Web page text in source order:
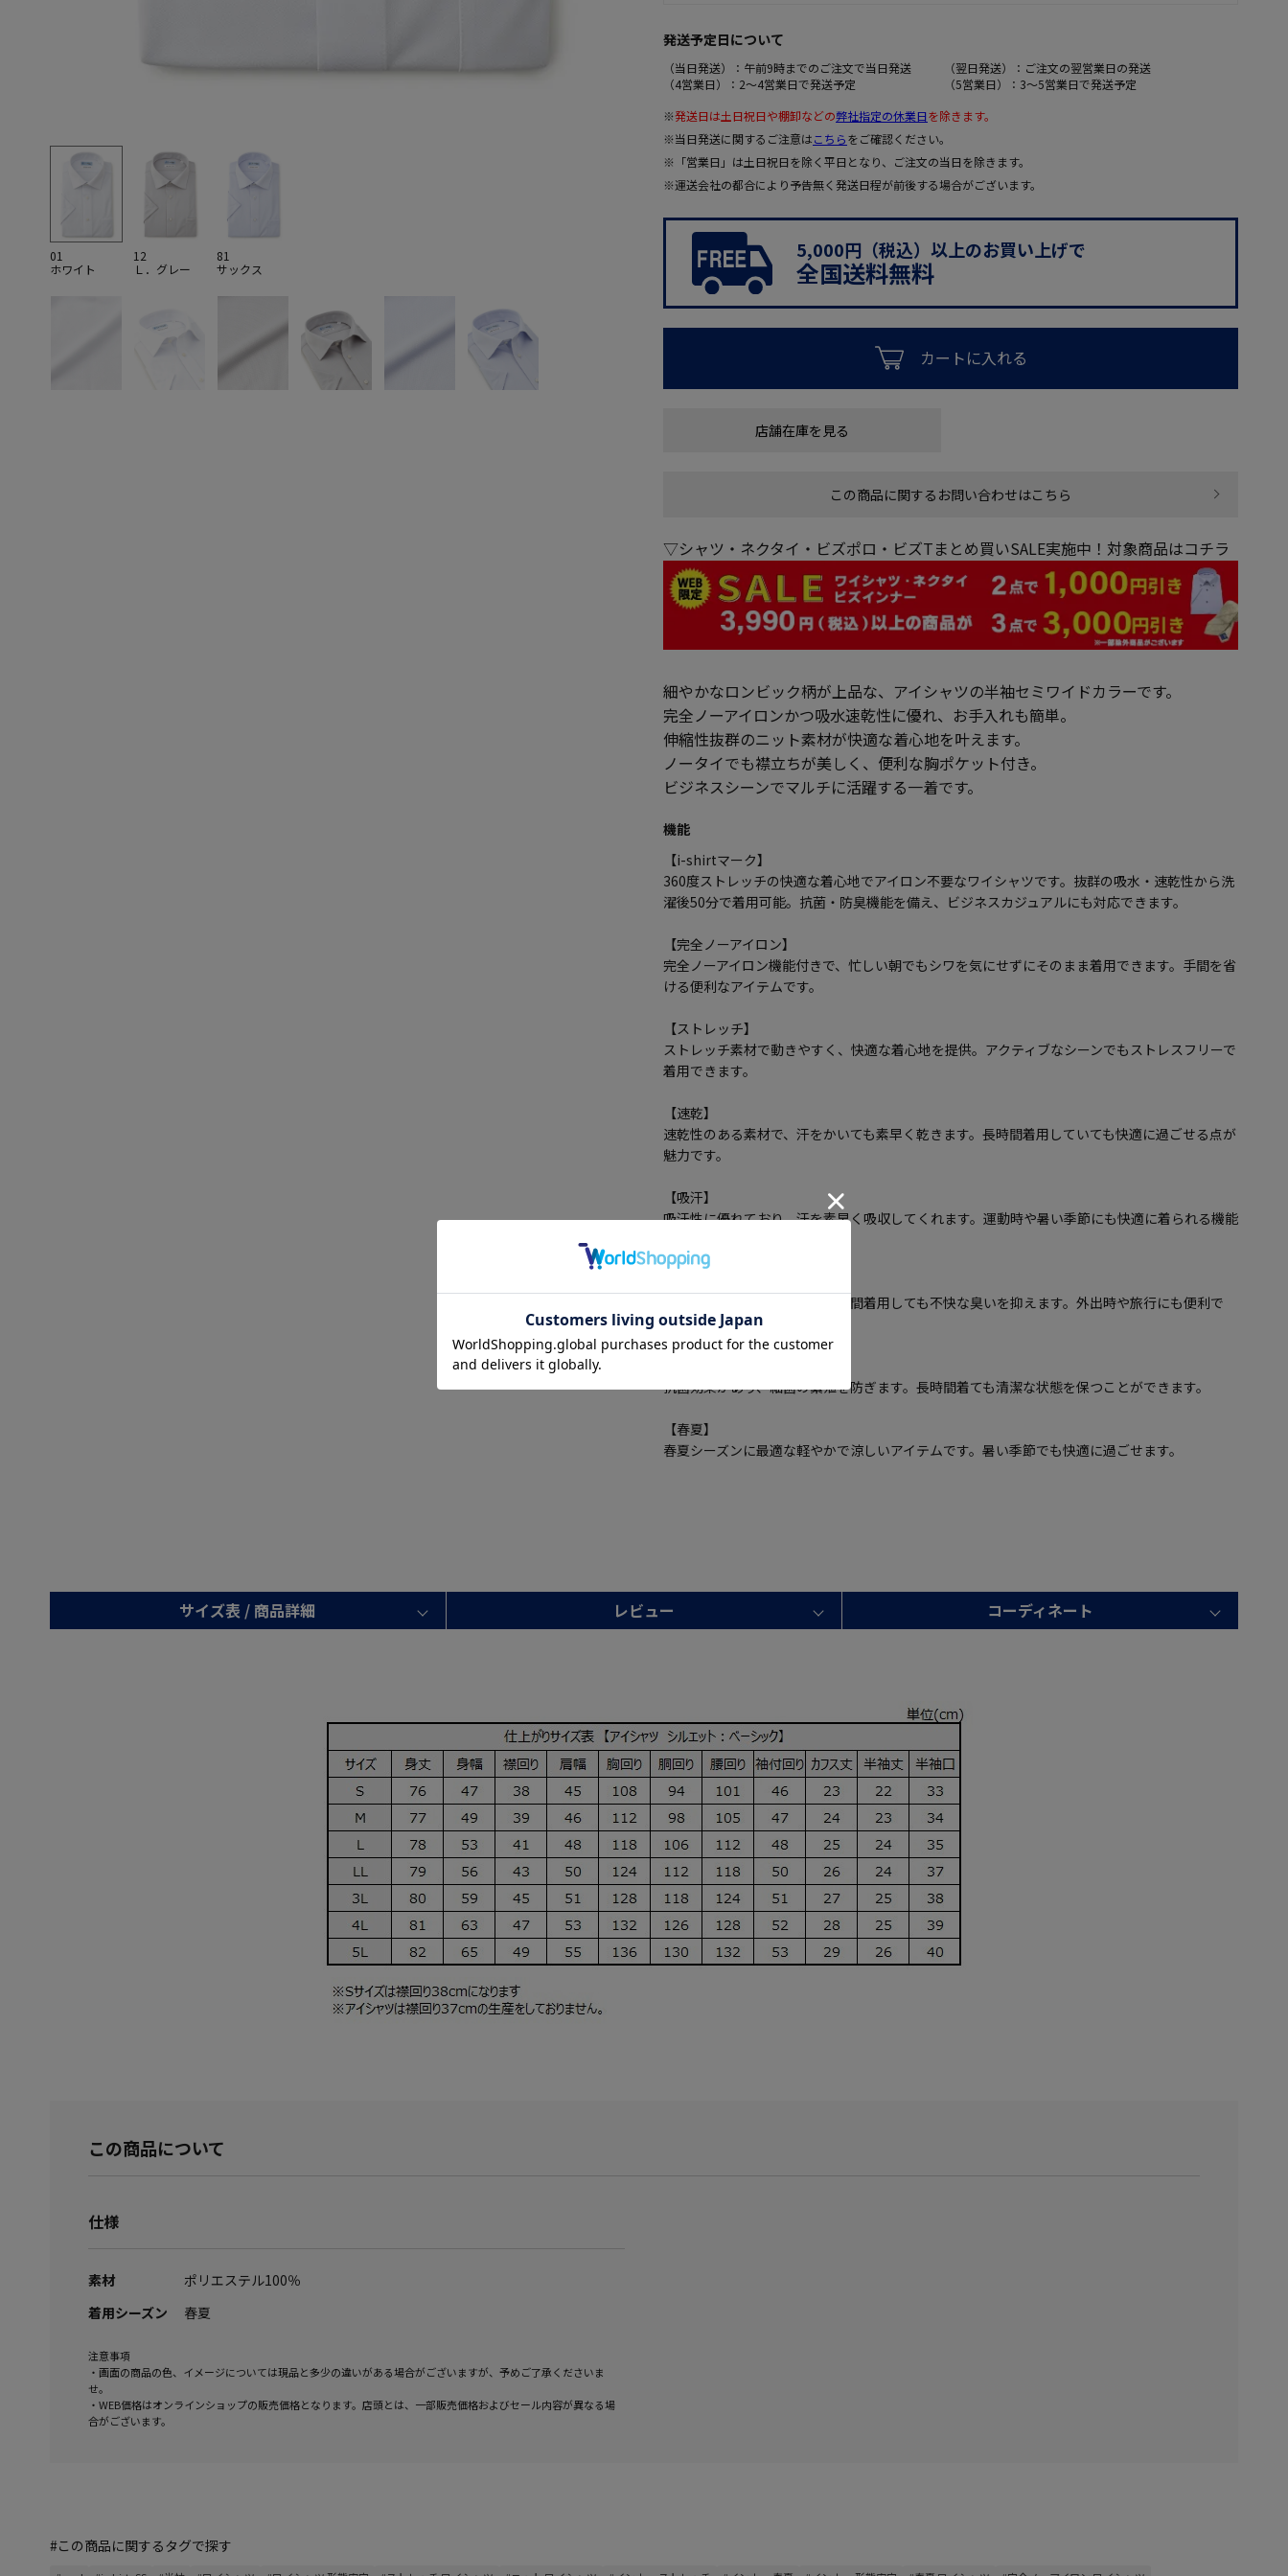
01
ホワイト
12
Ｌ．グレー
81
サックス
発送予定日について
（当日発送）：午前9時までのご注文で当日発送
（翌日発送）：ご注文の翌営業日の発送
（4営業日）：2～4営業日で発送予定
（5営業日）：3～5営業日で発送予定
※発送日は土日祝日や棚卸などの弊社指定の休業日を除きます。
※当日発送に関するご注意はこちらをご確認ください。
※「営業日」は土日祝日を除く平日となり、ご注文の当日を除きます。
※運送会社の都合により予告無く発送日程が前後する場合がございます。
5,000円（税込）以上のお買い上げで
全国送料無料
カートに入れる
店舗在庫を見る
この商品に関するお問い合わせはこちら
▽シャツ・ネクタイ・ビズポロ・ビズTまとめ買いSALE実施中！対象商品はコチラ
細やかなロンビック柄が上品な、アイシャツの半袖セミワイドカラーです。
完全ノーアイロンかつ吸水速乾性に優れ、お手入れも簡単。
伸縮性抜群のニット素材が快適な着心地を叶えます。
ノータイでも襟立ちが美しく、便利な胸ポケット付き。
ビジネスシーンでマルチに活躍する一着です。
機能
【i-shirtマーク】
360度ストレッチの快適な着心地でアイロン不要なワイシャツです。抜群の吸水・速乾性から洗
濯後50分で着用可能。抗菌・防臭機能を備え、ビジネスカジュアルにも対応できます。
【完全ノーアイロン】
完全ノーアイロン機能付きで、忙しい朝でもシワを気にせずにそのまま着用できます。手間を省
ける便利なアイテムです。
【ストレッチ】
ストレッチ素材で動きやすく、快適な着心地を提供。アクティブなシーンでもストレスフリーで
着用できます。
【速乾】
速乾性のある素材で、汗をかいても素早く乾きます。長時間着用していても快適に過ごせる点が
魅力です。
【吸汗】
吸汗性に優れており、汗を素早く吸収してくれます。運動時や暑い季節にも快適に着られる機能
防臭加工が施されており、長時間着用しても不快な臭いを抑えます。外出時や旅行にも便利で
す。
抗菌効果があり、細菌の繁殖を防ぎます。長時間着ても清潔な状態を保つことができます。
【春夏】
春夏シーズンに最適な軽やかで涼しいアイテムです。暑い季節でも快適に過ごせます。
サイズ表 / 商品詳細 レビュー コーディネート
この商品について
仕様
素材
ポリエステル100％
着用シーズン
春夏
注意事項
・画面の商品の色、イメージについては現品と多少の違いがある場合がございますが、予めご了承くださいま
せ。
・WEB価格はオンラインショップの販売価格となります。店頭とは、一部販売価格およびセール内容が異なる場
合がございます。
#この商品に関するタグで探す